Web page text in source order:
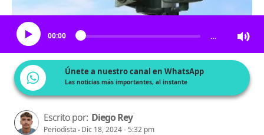
Escucha el artículo
00:00 …
Únete a nuestro canal en WhatsApp
Las noticias más importantes, al instante
Escrito por: Diego Rey
Periodista Dic 18, 2024 - 5:32 pm